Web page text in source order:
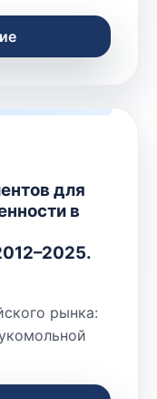
для
в
рынка: